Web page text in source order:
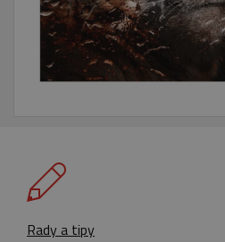
Rady a tipy